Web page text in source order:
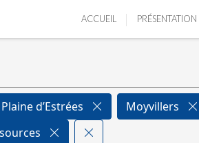
ACCUEIL PRÉSENTATION
Plaine d’Estrées Moyvillers